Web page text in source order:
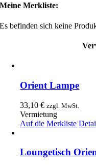
Meine Merkliste:
Es befinden sich keine
Orient Lampe
33,10€ zzgl. MwSt.
Vermietung
Auf die Merkliste
Loungetisch